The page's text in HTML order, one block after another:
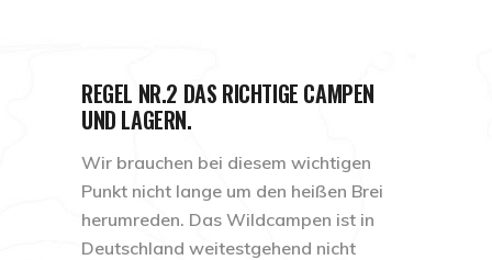
REGEL NR.2 DAS RICHTIGE CAMPEN
UND LAGERN.
Wir brauchen bei diesem wichtigen
Punkt nicht lange um den heißen Brei
herumreden. Das Wildcampen ist in
Deutschland weitestgehend nicht